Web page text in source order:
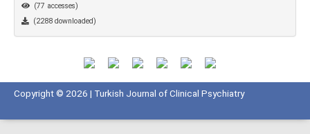
(77 accesses)
(2288 downloaded)
Copyright © 2026 | Turkish Journal of Clinical Psychiatry